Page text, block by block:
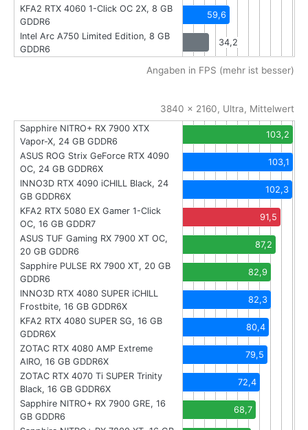
KFA2 RTX 4060 1-Click OC 2X, 8 GB
GDDR6
59,6
Intel Arc A750 Limited Edition, 8 GB
GDDR6
34,2
Angaben in FPS (mehr ist besser)
3840 x 2160, Ultra, Mittelwert
Sapphire NITRO+ RX 7900 XTX
Vapor-X, 24 GB GDDR6
103,2
ASUS ROG Strix GeForce RTX 4090
OC, 24 GB GDDR6X
103,1
INNO3D RTX 4090 iCHILL Black, 24
GB GDDR6X
102,3
KFA2 RTX 5080 EX Gamer 1-Click
OC, 16 GB GDDR7
91,5
ASUS TUF Gaming RX 7900 XT OC,
20 GB GDDR6
87,2
Sapphire PULSE RX 7900 XT, 20 GB
GDDR6
82,9
INNO3D RTX 4080 SUPER iCHILL
Frostbite, 16 GB GDDR6X
82,3
KFA2 RTX 4080 SUPER SG, 16 GB
GDDR6X
80,4
ZOTAC RTX 4080 AMP Extreme
AIRO, 16 GB GDDR6X
79,5
ZOTAC RTX 4070 Ti SUPER Trinity
Black, 16 GB GDDR6X
72,4
Sapphire NITRO+ RX 7900 GRE, 16
GB GDDR6
68,7